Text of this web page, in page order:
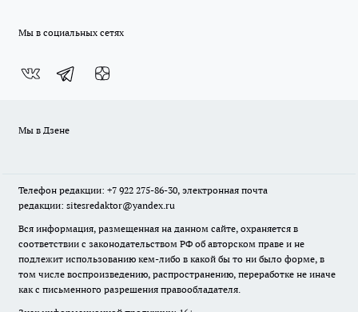
Мы в социальных сетях
Мы в Дзене
Телефон редакции: +7 922 275-86-30, электронная почта
редакции: sitesredaktor@yandex.ru
Вся информация, размещенная на данном сайте, охраняется в
соответствии с законодательством РФ об авторском праве и не
подлежит использованию кем-либо в какой бы то ни было форме, в
том числе воспроизведению, распространению, переработке не иначе
как с письменного разрешения правообладателя.